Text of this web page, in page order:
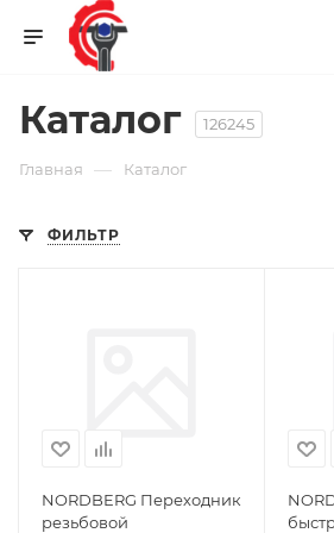
Каталог 126245
Главная — Каталог
ФИЛЬТР
NORDBERG Переходник
резьбовой